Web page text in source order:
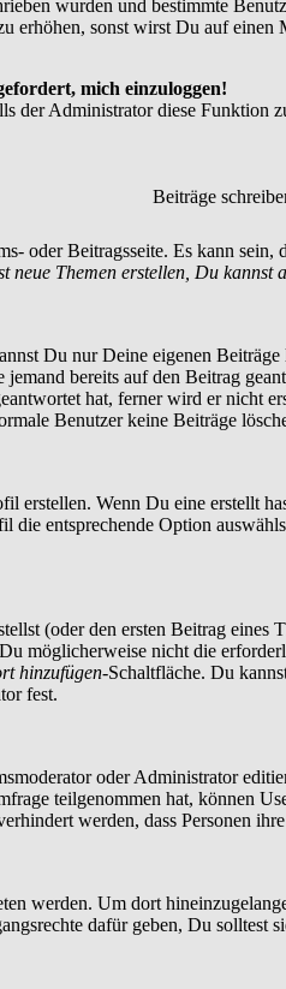
wurden und bestimmte
erhöhen, sonst wirst Du auf
mich einzuloggen!
der Administrator diese Funktion
Beiträge
oder Beitragsseite. Es kann
neue Themen erstellen, Du kannst
Du nur Deine eigenen
bereits auf den Beitrag
hat, ferner wird er nicht
Benutzer keine Beiträge
erstellen. Wenn Du eine erstellt
die entsprechende Option
(oder den ersten Beitrag
möglicherweise nicht die
hinzufügen-Schaltfläche. Du
fest.
oder Administrator
teilgenommen hat, können
werden, dass Personen
werden. Um dort
dafür geben, Du solltest